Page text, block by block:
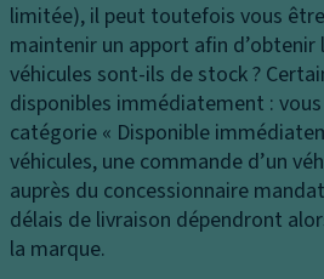
limitée), il peut toutefois vous
maintenir un apport afin d’obtenir
véhicules sont-ils de stock ?
disponibles immédiatement :
catégorie « Disponible
véhicules, une commande d’un
auprès du concessionnaire
délais de livraison dépendront
la marque.